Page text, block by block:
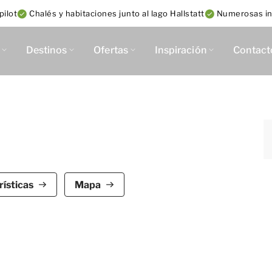
Chalés y habitaciones junto al lago Hallstatt Numerosas
Destinos Ofertas Inspiración
se encuentra al lado de la pintoresca Hallstatt y
tiene capacidad para 10 personas y una superficie
estufa de leña y televisión. y comedor amueblado
Mapa